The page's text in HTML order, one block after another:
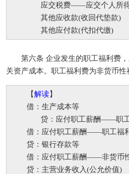
应交税费——应交个人所
其他应收款(收回代垫款)
其他应付款(代扣代缴)
第六条 企业发生的职工福利费，
关资产成本。职工福利费为非货币
【解读】
借：生产成本等
贷：应付职工薪酬——职工福
借：应付职工薪酬——职工福
贷：银行存款等
借：应付职工薪酬——非货币
贷：主营业务收入(公允价值)